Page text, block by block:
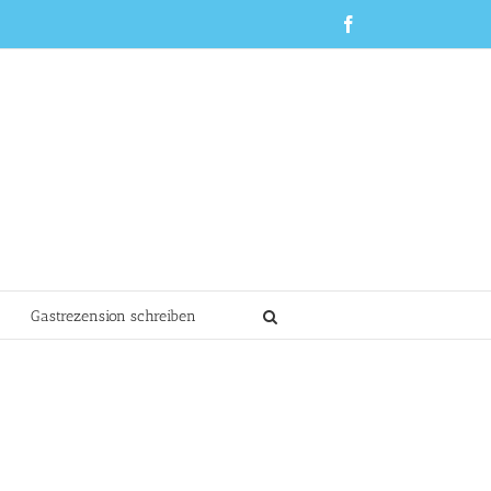
Gastrezension schreiben